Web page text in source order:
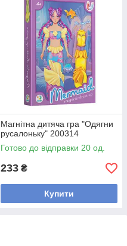
Магнітна дитяча гра "Одягни
русалоньку" 200314
Готово до відправки 20 од.
233 ₴
Купити